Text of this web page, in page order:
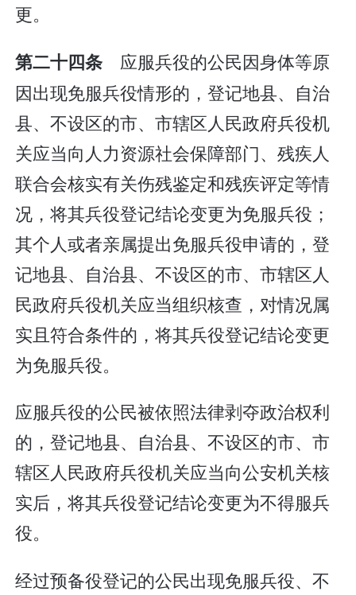
更。
第二十四条 应服兵役的公民因身体等原
因出现免服兵役情形的，登记地县、自治
县、不设区的市、市辖区人民政府兵役机
关应当向人力资源社会保障部门、残疾人
联合会核实有关伤残鉴定和残疾评定等情
况，将其兵役登记结论变更为免服兵役；
其个人或者亲属提出免服兵役申请的，登
记地县、自治县、不设区的市、市辖区人
民政府兵役机关应当组织核查，对情况属
实且符合条件的，将其兵役登记结论变更
为免服兵役。
应服兵役的公民被依照法律剥夺政治权利
的，登记地县、自治县、不设区的市、市
辖区人民政府兵役机关应当向公安机关核
实后，将其兵役登记结论变更为不得服兵
役。
经过预备役登记的公民出现免服兵役、不